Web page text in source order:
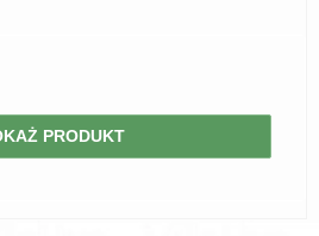
PRODUKT